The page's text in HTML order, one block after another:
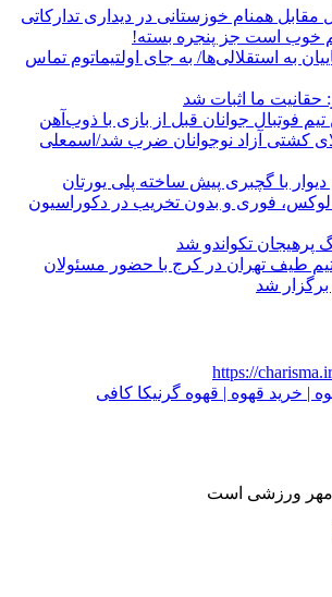
مقابل همنام خوزستانی در دیداری تدارکاتی
خوب است جز پنجره بسته!
به استقلالی‌ها/ به جای اولتیماتوم تماس
حقانیت ما اثبات شد
فوتبال جوانان قبل از بازی با ذوب‌آهن
کشتی آزاد نوجوانان ضرب شد/اسمعلی
دیوار با گچبری پیش ساخته پلی یورتان
فوری و بدون تخریب در دکوراسیون
پرهیجان تکواندو شد
تیم طیف تهران در کرج با حضور مسئولان
شد
https://
| خرید قهوه | قهوه گرنیکا کافی
مهر ورزشی است